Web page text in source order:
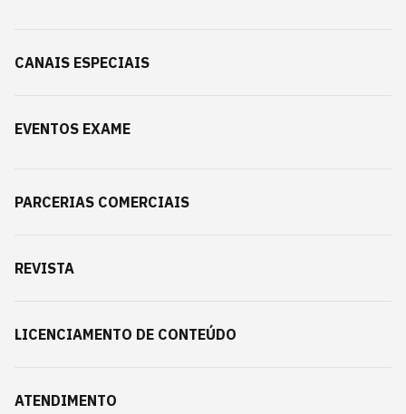
CANAIS ESPECIAIS
EVENTOS EXAME
PARCERIAS COMERCIAIS
REVISTA
LICENCIAMENTO DE CONTEÚDO
ATENDIMENTO